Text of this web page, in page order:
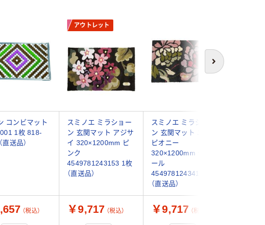
次へ
アウトレット
コンビマット
1枚 818-
直送品）
スミノエ ミラショー
ン 玄関マット アジサ
イ 320×1200mm ピ
ンク
4549781243153 1枚
（直送品）
スミノエ ミラショー
ン 玄関マット ニュー
ピオニー
320×1200mm チャコ
ール
4549781243412 1枚
（直送品）
（税込） ￥9,717 （税込） ￥9,717 （税込）